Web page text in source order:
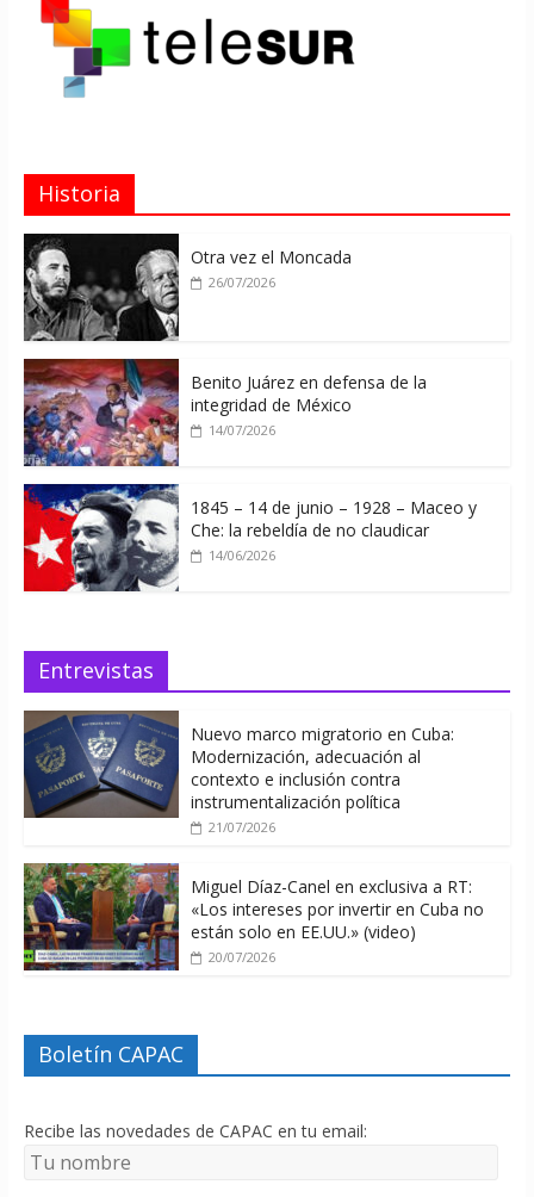
Historia
Otra vez el Moncada
26/07/2026
Benito Juárez en defensa de la
integridad de México
14/07/2026
1845 – 14 de junio – 1928 – Maceo y
Che: la rebeldía de no claudicar
14/06/2026
Entrevistas
Nuevo marco migratorio en Cuba:
Modernización, adecuación al
contexto e inclusión contra
instrumentalización política
21/07/2026
Miguel Díaz-Canel en exclusiva a RT:
«Los intereses por invertir en Cuba no
están solo en EE.UU.» (video)
20/07/2026
Boletín CAPAC
Recibe las novedades de CAPAC en tu email: